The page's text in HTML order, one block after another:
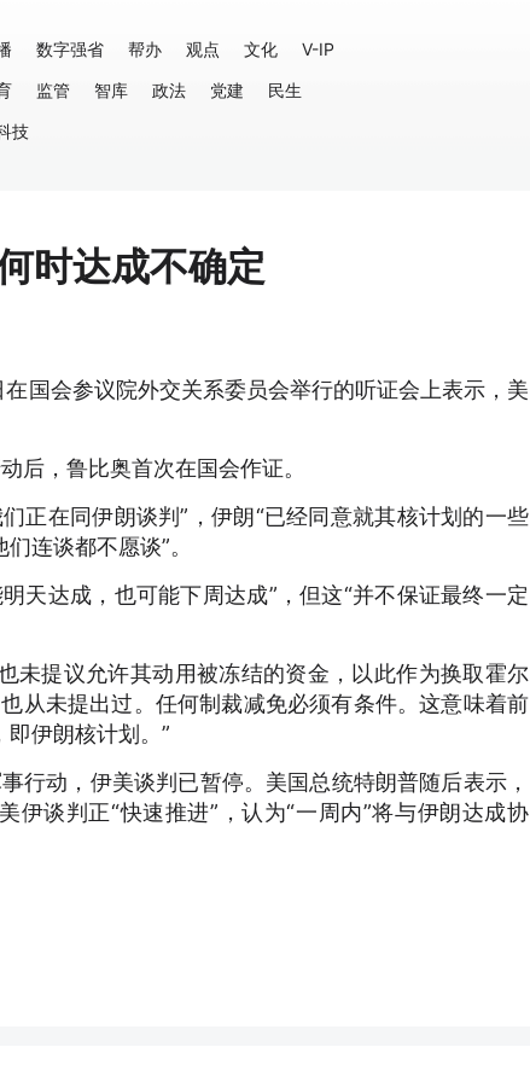
数字强省 帮办 观点 文化
V-IP
监管 智库 政法 党建
民生
技
时达成不确定
国会参议院外交关系委员会举行的听证会上表示，美
后，鲁比奥首次在国会作证。
正在同伊朗谈判”，伊朗“已经同意就其核计划的一些
连谈都不愿谈”。
天达成，也可能下周达成”，但这“并不保证最终一定
未提议允许其动用被冻结的资金，以此作为换取霍尔
从未提出过。任何制裁减免必须有条件。这意味着前
伊朗核计划。”
行动，伊美谈判已暂停。美国总统特朗普随后表示，
伊谈判正“快速推进”，认为“一周内”将与伊朗达成协